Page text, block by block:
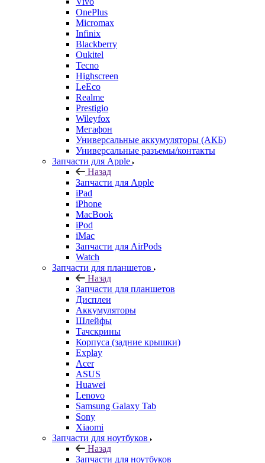
OnePlus
Micromax
Infinix
Blackberry
Oukitel
Tecno
Highscreen
LeEco
Realme
Prestigio
Wileyfox
Мегафон
Универсальные аккумуляторы (АКБ)
Универсальные разъемы/контакты
Запчасти для Apple
Назад
Запчасти для Apple
iPad
iPhone
MacBook
iPod
iMac
Запчасти для AirPods
Watch
Запчасти для планшетов
Назад
Запчасти для планшетов
Дисплеи
Аккумуляторы
Шлейфы
Тачскрины
Корпуса (задние крышки)
Explay
Acer
ASUS
Huawei
Lenovo
Samsung Galaxy Tab
Sony
Xiaomi
Запчасти для ноутбуков
Назад
Запчасти для ноутбуков